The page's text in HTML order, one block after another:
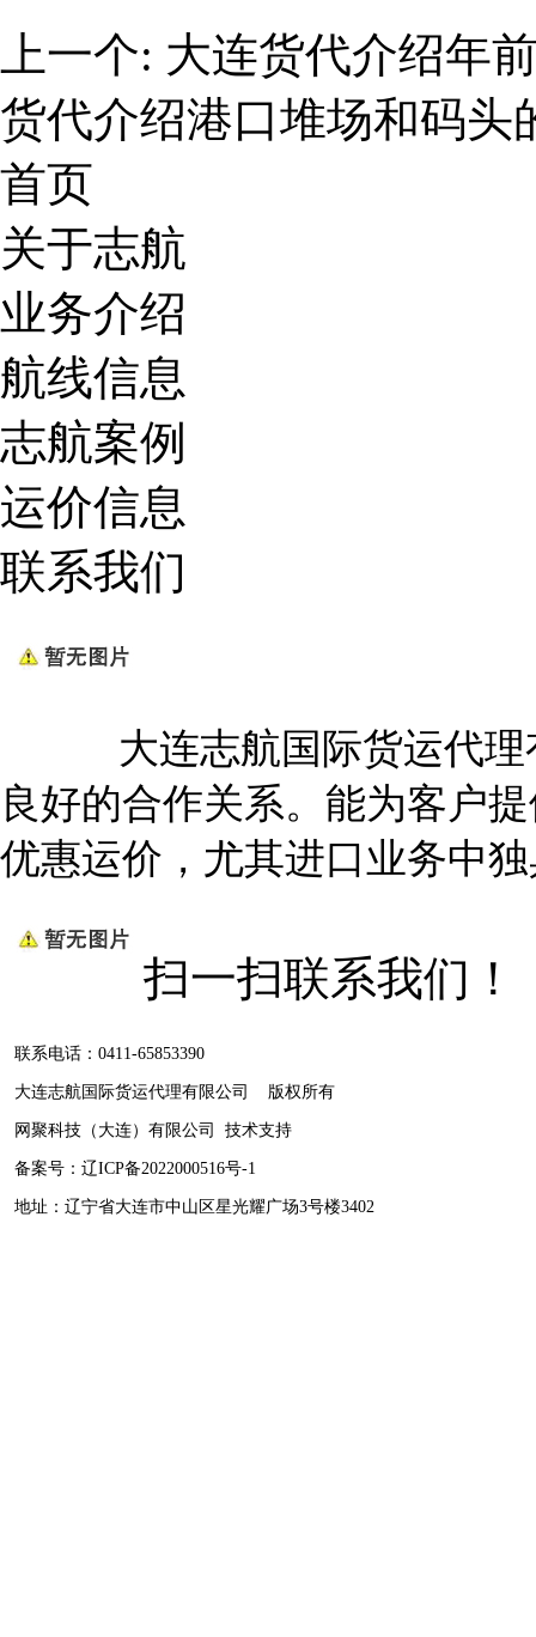
上一个: 大连货代介绍年
货代介绍港口堆场和码头
首页
关于志航
业务介绍
航线信息
志航案例
运价信息
联系我们
大连志航国际货运代理有
良好的合作关系。能为客户
优惠运价，尤其进口业务中
扫一扫联系我们！
联系电话：0411-65853390
大连志航国际货运代理有限公司 版权所有
网聚科技（大连）有限公司 技术支持
备案号： 辽ICP备2022000516号-1
地址：辽宁省大连市中山区星光耀广场3号楼3402